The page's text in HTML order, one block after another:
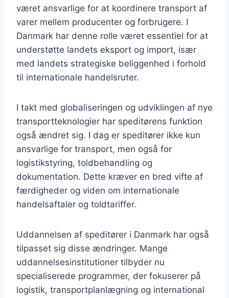
været ansvarlige for at koordinere transport af
varer mellem producenter og forbrugere. I
Danmark har denne rolle været essentiel for at
understøtte landets eksport og import, især
med landets strategiske beliggenhed i forhold
til internationale handelsruter.
I takt med globaliseringen og udviklingen af nye
transportteknologier har speditørens funktion
også ændret sig. I dag er speditører ikke kun
ansvarlige for transport, men også for
logistikstyring, toldbehandling og
dokumentation. Dette kræver en bred vifte af
færdigheder og viden om internationale
handelsaftaler og toldtariffer.
Uddannelsen af speditører i Danmark har også
tilpasset sig disse ændringer. Mange
uddannelsesinstitutioner tilbyder nu
specialiserede programmer, der fokuserer på
logistik, transportplanlægning og international